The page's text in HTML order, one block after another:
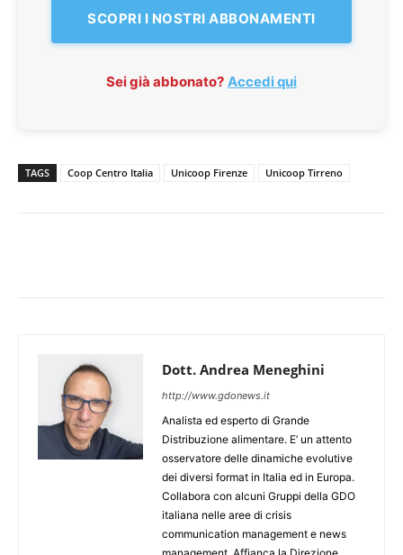
SCOPRI I NOSTRI ABBONAMENTI
Sei già abbonato? Accedi qui
TAGS Coop Centro Italia Unicoop Firenze Unicoop Tirreno
Dott. Andrea Meneghini
http://www.gdonews.it
Analista ed esperto di Grande
Distribuzione alimentare. E’ un attento
osservatore delle dinamiche evolutive
dei diversi format in Italia ed in Europa.
Collabora con alcuni Gruppi della GDO
italiana nelle aree di crisis
communication management e news